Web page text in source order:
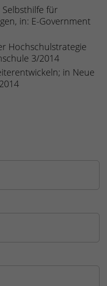
Selbsthilfe für
in: E-Government
Hochschulstrategie
3/2014
in Neue